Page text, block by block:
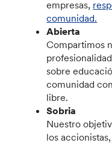
empresas,
comunidad.
Abierta
Compartimos
sobre
comunidad
libre.
Sobria
Nuestro
los